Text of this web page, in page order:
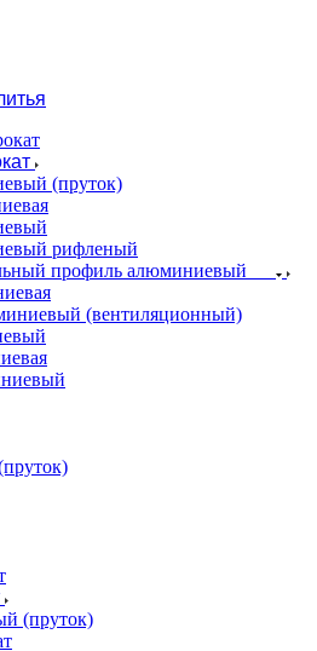
(пруток)
рифленый
профиль алюминиевый
(вентиляционный)
(пруток)